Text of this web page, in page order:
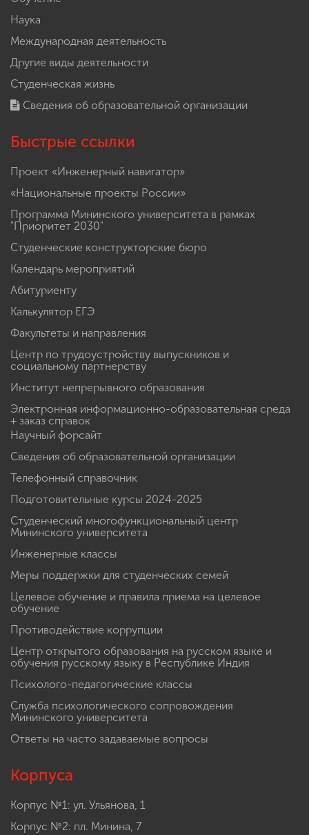
Наука
Международная деятельность
Другие виды деятельности
Студенческая жизнь
Сведения об образовательной организации
Быстрые ссылки
Проект «Инженерный навигатор»
«Национальные проекты России»
Программа Мининского университета в рамках
"Приоритет 2030"
Студенческие конструкторские бюро
Календарь мероприятий
Абитуриенту
Калькулятор ЕГЭ
Факультеты и направления
Центр по трудоустройству выпускников и
социальному партнерству
Институт непрерывного образования
Электронная информационно-образовательная среда
+ заказ справок
Научный форсайт
Сведения об образовательной организации
Телефонный справочник
Подготовительные курсы 2024-2025
Студенческий многофункциональный центр
Мининского университета
Инженерные классы
Меры поддержки для студенческих семей
Целевое обучение и правила приема на целевое
обучение
Противодействие коррупции
Центр открытого образования на русском языке и
обучения русскому языку в Республике Индия
Психолого-педагогические классы
Служба психологического сопровождения
Мининского университета
Ответы на часто задаваемые вопросы
Корпуса
Корпус №1: ул. Ульянова, 1
Корпус №2: пл. Минина, 7